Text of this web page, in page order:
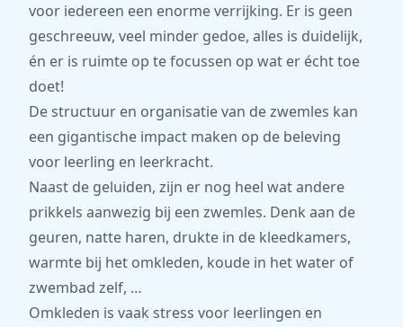
voor iedereen een enorme verrijking. Er is geen
geschreeuw, veel minder gedoe, alles is duidelijk,
én er is ruimte op te focussen op wat er écht toe
doet!
De structuur en organisatie van de zwemles kan
een gigantische impact maken op de beleving
voor leerling en leerkracht.
Naast de geluiden, zijn er nog heel wat andere
prikkels aanwezig bij een zwemles. Denk aan de
geuren, natte haren, drukte in de kleedkamers,
warmte bij het omkleden, koude in het water of
zwembad zelf, …
Omkleden is vaak stress voor leerlingen en